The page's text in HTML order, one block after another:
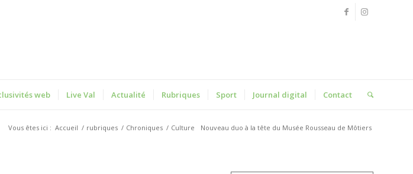
web Live Val Actualité Rubriques Sport Journal digital Contact
Vous êtes ici : Accueil / rubriques / Chroniques / Culture Nouveau duo à la tête du Musée Rousseau de Môtiers